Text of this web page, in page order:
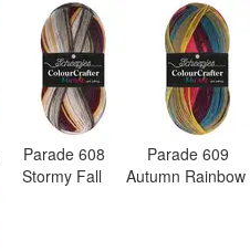
Parade 608
Stormy Fall
Parade 609
Autumn Rainbow